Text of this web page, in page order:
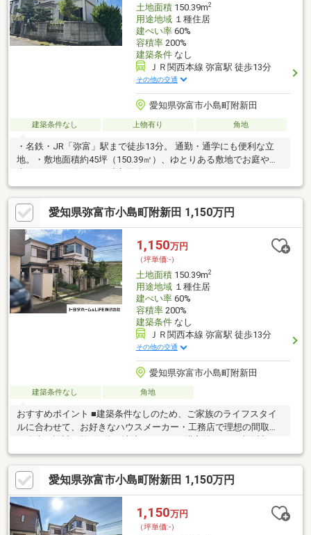
土地面積150.39m2
用途地域１種住居
建ぺい率60%
容積率200%
建築条件なし
ＪＲ関西本線 弥富駅 徒歩13分
その他の交通
愛知県弥富市小島町附新田
建築条件なし 上物有り 角地
・名鉄・JR「弥富」駅まで徒歩13分。 通勤・通学にも便利な立
地。・敷地面積約45坪（150.39㎡）、ゆとりある敷地でお庭や駐
る間取り。・増築済み（平成4年）で、ライフスタイルに合わせた
空間活用が可能。・徒歩圏内にコンビニ（約181m）・ヨシヅヤ弥
富店（約689m）・イオンタウン（約1.2km）**と、買い物環境が
充実。・閑静な住宅地ながら生活施設が整う、子育て世帯にもお
すすめの立地。・マイホーム用としてはもちろん、リフォームや
リノベーションにも最適。
愛知県弥富市小島町附新田 1,150万円
1,150万円
（坪単価:-）
土地面積150.39m2
用途地域１種住居
建ぺい率60%
容積率200%
建築条件なし
ＪＲ関西本線 弥富駅 徒歩13分
その他の交通
愛知県弥富市小島町附新田
建築条件なし 角地
おすすめポイント ■建築条件なしのため、ご家族のライフスタイ
ルに合わせて、お好きなハウスメーカー・工務店で理想の間取り
をスタートできるのも魅力■JR、名鉄、近鉄が徒歩圏内。近隣に
はショッピング施設も充実。落ち着いた住環境と利便性を両立で
きる立地です■弥富市小島町の静かな街並みで、家族の時間を大
切にした穏やかな暮らしが叶います不動産は現地・現物が大切で
す。図面や写真だけでは分からないことがございます。お客様に
はぜひ現地を見ていただきたく思います。実際に足を運んでいた
だくと、現地の室内や周辺の環境等を感じていただけます。
愛知県弥富市小島町附新田 1,150万円
1,150万円
（坪単価:-）